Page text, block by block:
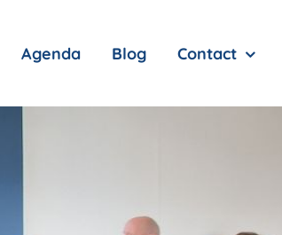
Agenda Blog Contact